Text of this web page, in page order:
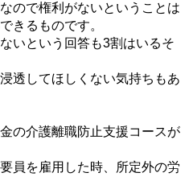
ので権利がないということは
きるものです。
いという回答も3割はいるそ
透してほしくない気持ちもあ
の介護離職防止支援コースが
員を雇用した時、所定外の労